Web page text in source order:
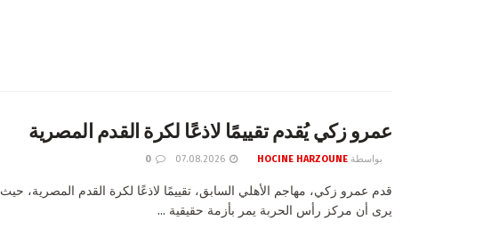
عمرو زكي يُقدم تقييمًا لاذعًا لكرة القدم المصرية
بواسطة HOCINE HARZOUNE
قدم عمرو زكي، مهاجم الأهلي السابق، تقييمًا لاذعًا لكرة القدم المصرية، حيث
يرى أن مركز رأس الحربة يمر بأزمة حقيقية ...